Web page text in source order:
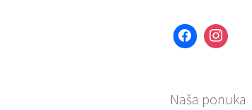
Naša ponuka